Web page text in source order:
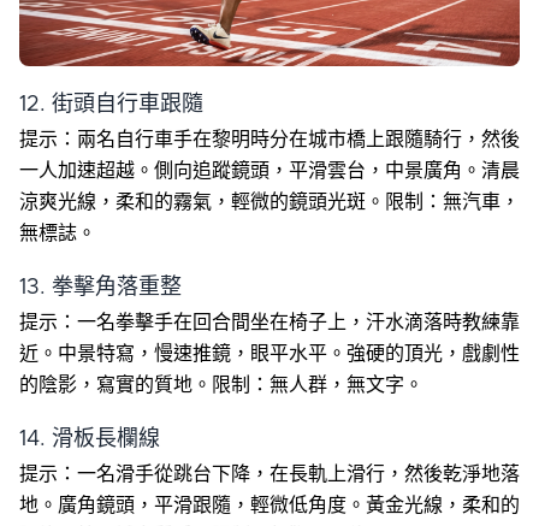
12. 街頭自行車跟隨
提示：兩名自行車手在黎明時分在城市橋上跟隨騎行，然後
一人加速超越。側向追蹤鏡頭，平滑雲台，中景廣角。清晨
涼爽光線，柔和的霧氣，輕微的鏡頭光斑。限制：無汽車，
無標誌。
13. 拳擊角落重整
提示：一名拳擊手在回合間坐在椅子上，汗水滴落時教練靠
近。中景特寫，慢速推鏡，眼平水平。強硬的頂光，戲劇性
的陰影，寫實的質地。限制：無人群，無文字。
14. 滑板長欄線
提示：一名滑手從跳台下降，在長軌上滑行，然後乾淨地落
地。廣角鏡頭，平滑跟隨，輕微低角度。黃金光線，柔和的